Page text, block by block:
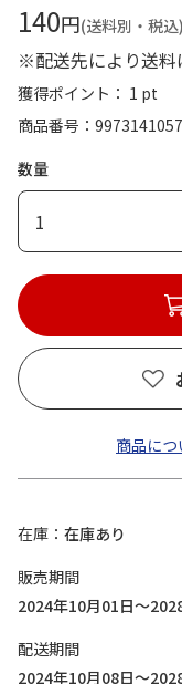
140円(送料別・税込)
※配送先により送料
獲得ポイント： 1 pt
商品番号
9973141057
数量
1
商品に
在庫
在庫あり
販売期間
2024年10月01日～
配送期間
2024年10月08日～